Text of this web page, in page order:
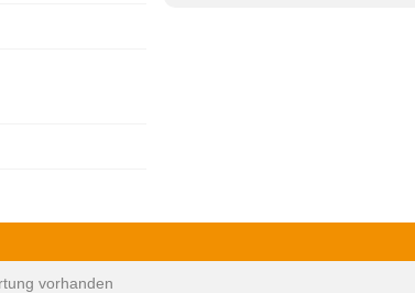
vorhanden